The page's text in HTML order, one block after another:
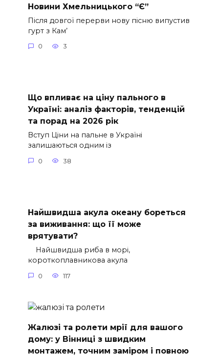
Новини Хмельницького “Є”
Після довгої перерви нову пісню випустив
гурт з Кам’
0 3
Що впливає на ціну пального в
Україні: аналіз факторів, тенденцій
та порад на 2026 рік
Вступ Ціни на пальне в Україні
залишаються одним із
0 38
Найшвидша акула океану бореться
за виживання: що її може
врятувати?
Найшвидша риба в морі,
короткоплавникова акула
0 117
Жалюзі та ролети мрії для вашого
дому: у Вінниці з швидким
монтажем, точним заміром і повною